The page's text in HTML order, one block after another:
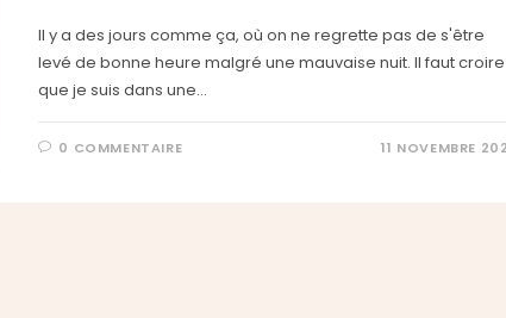
Il y a des jours comme ça, où on ne regrette pas de s'être
levé de bonne heure malgré une mauvaise nuit. Il faut croire
que je suis dans une…
0 COMMENTAIRE 11 NOVEMBRE